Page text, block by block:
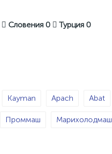
Словения 0 Турция 0
Kayman Apach Abat
Проммаш Марихолодмаш